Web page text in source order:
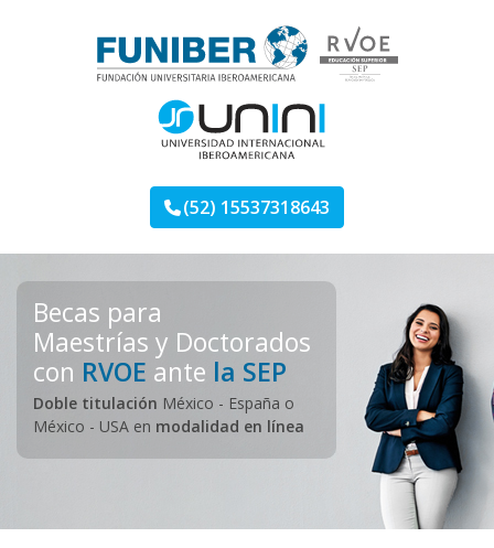
Maestrías FUNIBER
Otro sitio más de Landing Programas
(52) 15537318643
Becas para
Maestrías y Doctorados
con RVOE ante la SEP
Doble titulación México - España o
México - USA en modalidad en línea